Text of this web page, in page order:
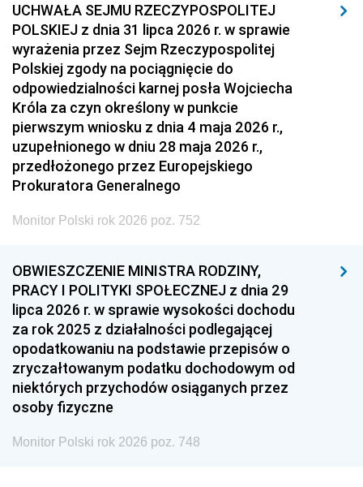
UCHWAŁA SEJMU RZECZYPOSPOLITEJ
POLSKIEJ z dnia 31 lipca 2026 r. w sprawie
wyrażenia przez Sejm Rzeczypospolitej
Polskiej zgody na pociągnięcie do
odpowiedzialności karnej posła Wojciecha
Króla za czyn określony w punkcie
pierwszym wniosku z dnia 4 maja 2026 r.,
uzupełnionego w dniu 28 maja 2026 r.,
przedłożonego przez Europejskiego
Prokuratora Generalnego
Monitor Polski rok 2026 poz. 752
OBWIESZCZENIE MINISTRA RODZINY,
PRACY I POLITYKI SPOŁECZNEJ z dnia 29
lipca 2026 r. w sprawie wysokości dochodu
za rok 2025 z działalności podlegającej
opodatkowaniu na podstawie przepisów o
zryczałtowanym podatku dochodowym od
niektórych przychodów osiąganych przez
osoby fizyczne
Monitor Polski rok 2026 poz. 748